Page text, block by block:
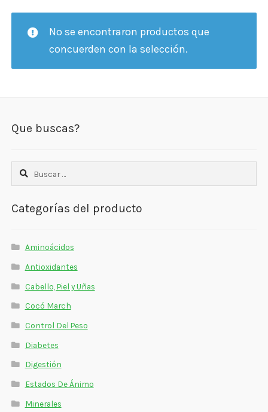
Contáctenos
Vitaminas Por Letras
Suplementos Herbales
Digestión
Para Mujeres
Salud Ósea y Articular
Otros
NaturalSlim
Cabello, Piel y Uñas
Sueño
Omega 3 Y Omega 369
No se encontraron productos que
concuerden con la selección.
Que buscas?
Buscar:
Categorías del producto
Aminoácidos
Antioxidantes
Cabello, Piel y Uñas
Cocó March
Control Del Peso
Diabetes
Digestión
Estados De Ánimo
Minerales